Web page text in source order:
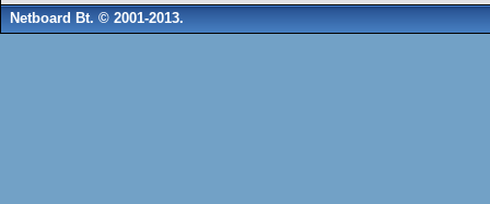
Netboard Bt. © 2001-2013.